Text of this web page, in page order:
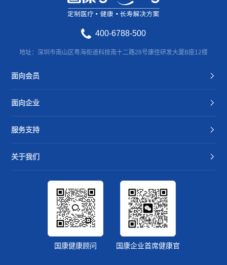
400-6788-500
地址：深圳市南山区粤海街道科技南十二路28号康佳研发大厦B座12楼
面向会员
面向企业
服务支持
关于我们
国康健康顾问 国康企业首席健康官